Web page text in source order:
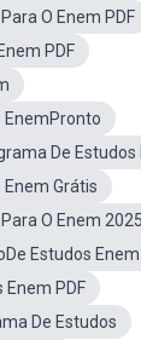
O Enem PDF
PDF
EnemPronto
De Estudos
Grátis
O Enem 2025
Estudos Enem
PDF
De Estudos